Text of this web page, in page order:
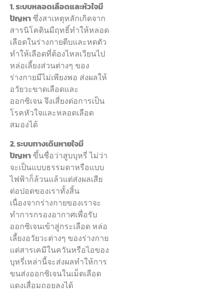
1. ระบบหลอดเลือดและหัวใจมี
ปัญหาซึ่งสาเหตุหลักเกิดจาก
สารนิโคตินมีฤทธิ์ทำให้หลอด
เลือดในร่างกายตีบและหดตัว
ทำให้เลือดที่ต้องไหลเวียนไป
หล่อเลี้ยงส่วนต่างๆ ของ
ร่างกายมีไม่เพียงพอ ส่งผลให้
อวัยวะขาดเลือดและ
ออกซิเจน จึงเสี่ยงต่อการเป็น
โรคหัวใจและหลอดเลือด
สมองได้
2. ระบบทางเดินหายใจมี
ปัญหา ขึ้นชื่อว่าสูบบุหรี่ ไม่ว่า
จะเป็นแบบธรรมดาหรือแบบ
ไฟฟ้าก็ล้วนแล้วแต่ส่งผลเสีย
ต่อปอดของเราทั้งสิ้น
เนื่องจากร่างกายของเราจะ
ทำการกรองอากาศเพื่อรับ
ออกซิเจนเข้าสู่กระเลือด หล่อ
เลี้ยงอวัยวะต่างๆ ของร่างกาย
แต่สารเคมีในควันหรือไอของ
บุหรี่เหล่านี้จะส่งผลทำให้การ
ขนส่งออกซิเจนในเม็ดเลือด
แดงเสื่อมถอยลงได้